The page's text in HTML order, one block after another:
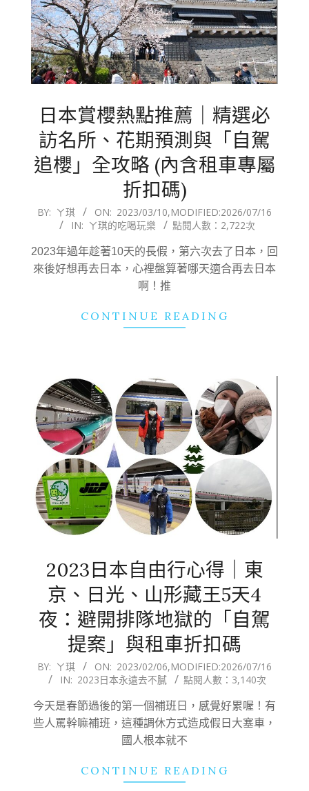
日本賞櫻熱點推薦｜精選必
訪名所、花期預測與「自駕
追櫻」全攻略 (內含租車專屬
折扣碼)
2023-
10
BY: ㄚ琪 ON: 2023/03/10,MODIFIED:2026/07/16
IN: ㄚ琪的吃喝玩樂 點閱人數：2,722次
2023年過年趁著10天的長假，第六次去了日本，回
來後好想再去日本，心裡盤算著哪天適合再去日本
啊！推
CONTINUE READING
2023日本自由行心得｜東
京、日光、山形藏王5天4
夜：避開排隊地獄的「自駕
提案」與租車折扣碼
2023-
06
BY: ㄚ琪 ON: 2023/02/06,MODIFIED:2026/07/16
IN: 2023日本永遠去不膩 點閱人數：3,140次
今天是春節過後的第一個補班日，感覺好累喔！有
些人罵幹嘛補班，這種調休方式造成假日大塞車，
國人根本就不
CONTINUE READING